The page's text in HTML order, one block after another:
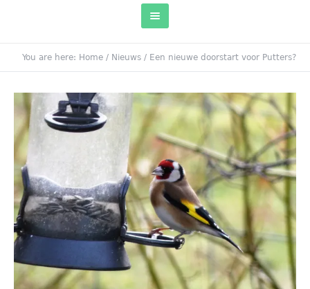
You are here: Home / Nieuws / Een nieuwe doorstart voor Putters?